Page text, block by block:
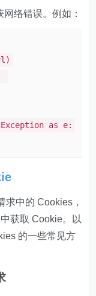
网络错误。例如：
as e:
求中的 Cookies，
获取 Cookie。以
的一些常见方